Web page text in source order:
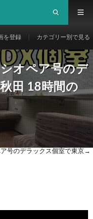
を登録 カテゴリー別で見る
オペア号のデ
田 18時間の
号のデラックス個室で東京→